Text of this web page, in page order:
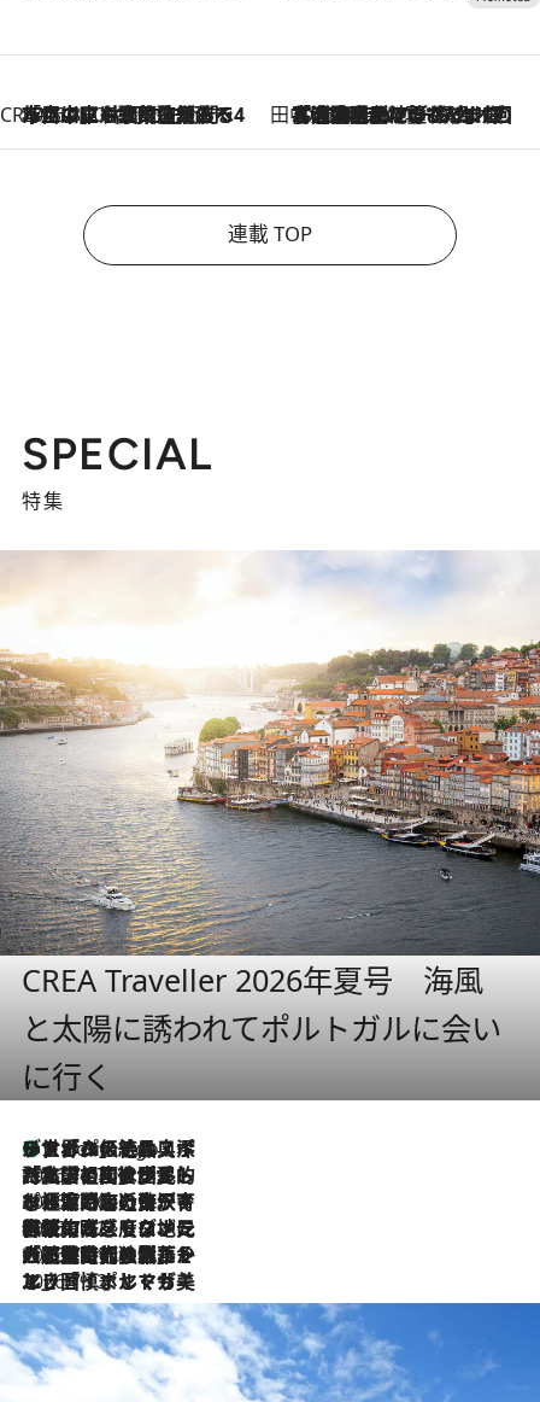
CREA'S CHOICE
2026.8.7
「立川にも歌舞伎があるんだよ」 片岡仁左衛門・市川中車ら豪華座組みで4年目の立川立飛歌舞伎へ 田中稲の勝手に再ブーム
2026.8.7
「湘南乃風に憧れて」観客大盛上がりの“タオル回し”に、ラッパー顔負けの高速歌唱まで…さだまさし（74）のアグレッシブすぎる現在地
連載 TOP
SPECIAL
特集
CREA Traveller 2026年夏号 海風
と太陽に誘われてポルトガルに会い
に行く
8 Hours Ago
リスボンの絶品スイーツ「パステル・デ・ナタ」とは？ポルトガル伝統の奥深い世界へ
2026.7.27
「私の祖国はポルトガル語です」国民的詩人フェルナンド・ペソアと、彼が愛した文学の街を歩く
2026.7.26
ポルトガル近海が育む極上の海の幸。キリリと冷えた白ワインと愉しむ、シーフード専門店の贅沢
2026.7.22
伝統の味をモダンに昇華。高感度な地元客が集う、リスボンの最旬ガストロノミー
2026.7.21
大航海時代の栄華から、震災、独裁、そして革命へ。ポルトガル・首都リスボンの石畳に刻まれた「歴史の光と影」
2026.7.13
エッセイ・ヤマザキマリ「慎ましくも美しき国 ポルトガル」